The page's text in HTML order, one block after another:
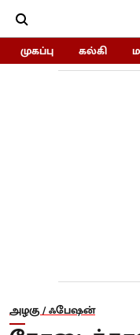
முகப்பு கல்கி
அழகு / ஃபேஷன்